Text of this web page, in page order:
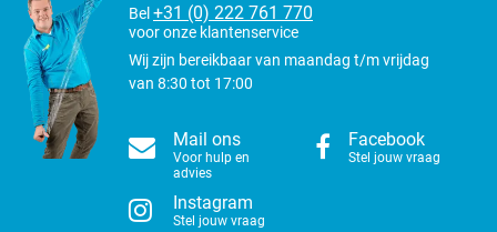
Bel +31 (0) 222 761 770
voor onze klantenservice
Wij zijn bereikbaar van maandag t/m vrijdag
van 8:30 tot 17:00
Mail ons
Voor hulp en
advies
Facebook
Stel jouw vraag
Instagram
Stel jouw vraag